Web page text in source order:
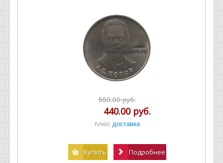
550.00 руб.
440.00 руб.
плюс доставка
Купить Подробнее